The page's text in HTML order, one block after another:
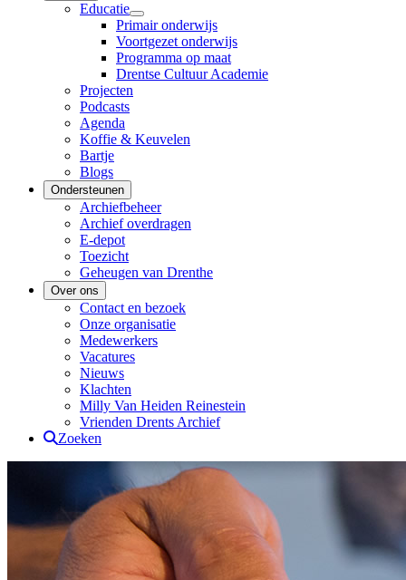
Educatie
Primair onderwijs
Voortgezet onderwijs
Programma op maat
Drentse Cultuur Academie
Projecten
Podcasts
Agenda
Koffie & Keuvelen
Bartje
Blogs
Ondersteunen
Archiefbeheer
Archief overdragen
E-depot
Toezicht
Geheugen van Drenthe
Over ons
Contact en bezoek
Onze organisatie
Medewerkers
Vacatures
Nieuws
Klachten
Milly Van Heiden Reinestein
Vrienden Drents Archief
Zoeken
Drents Archief